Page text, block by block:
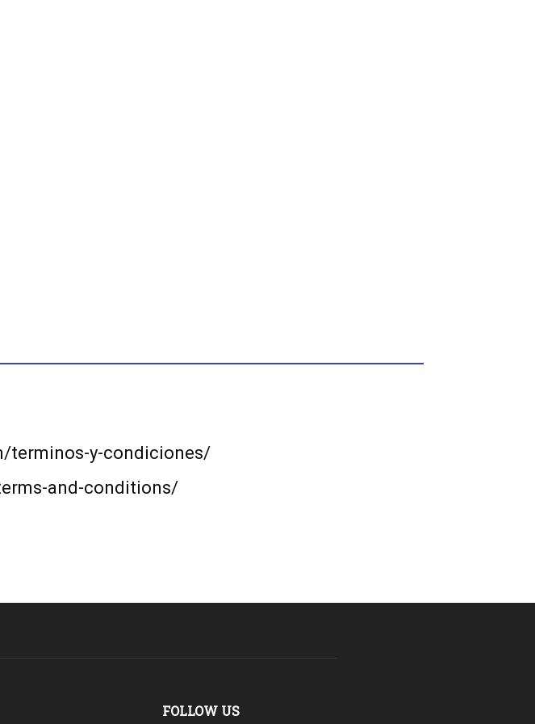
terminos-y-condiciones/
and-conditions/
FOLLOW US